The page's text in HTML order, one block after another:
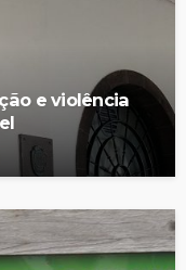
e violência